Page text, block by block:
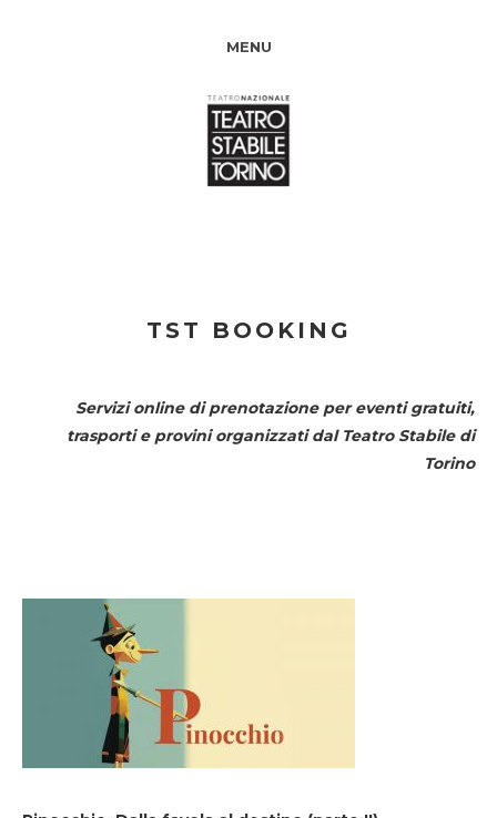
MENU
TST BOOKING
Servizi online di prenotazione per eventi gratuiti,
trasporti e provini organizzati dal Teatro Stabile di
Torino